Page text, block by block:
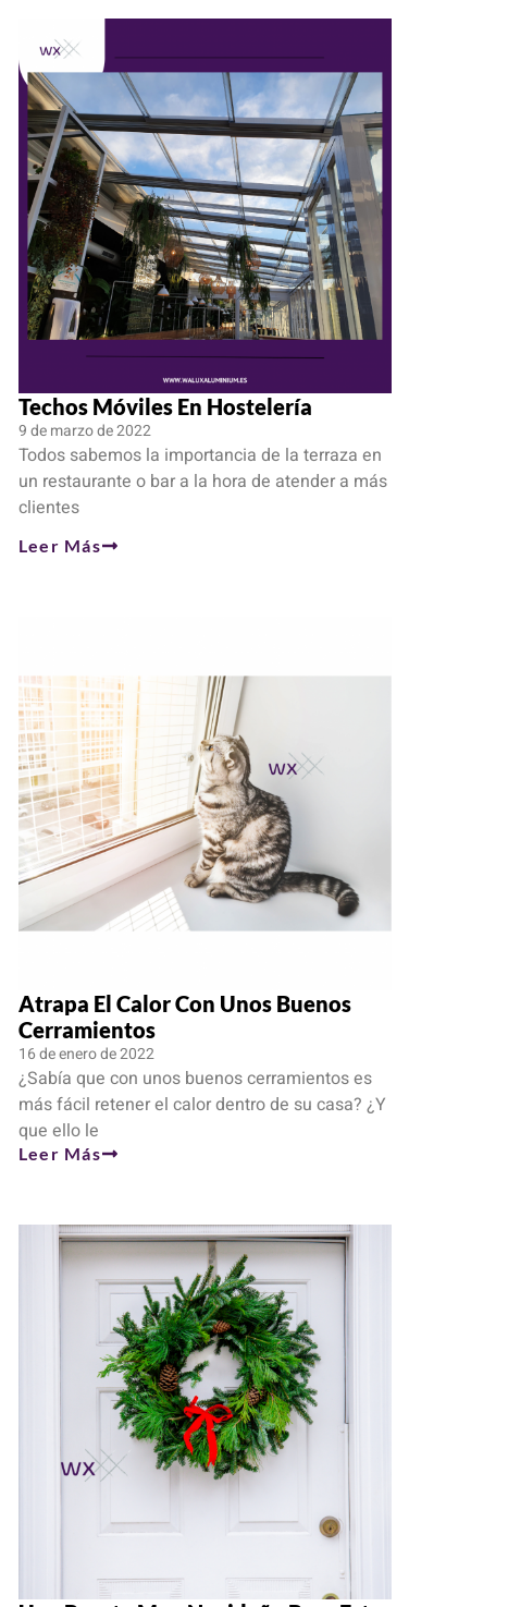
Techos Móviles En Hostelería
9 de marzo de 2022
Todos sabemos la importancia de la terraza en
un restaurante o bar a la hora de atender a más
clientes
Leer Más
Atrapa El Calor Con Unos Buenos
Cerramientos
16 de enero de 2022
¿Sabía que con unos buenos cerramientos es
más fácil retener el calor dentro de su casa? ¿Y
que ello le
Leer Más